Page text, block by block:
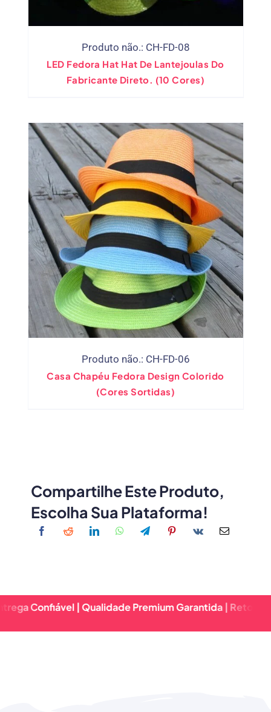
Produto não.: CH-FD-08
LED Fedora Hat Hat De Lantejoulas Do
Fabricante Direto. (10 Cores)
Produto não.: CH-FD-06
Casa Chapéu Fedora Design Colorido
(Cores Sortidas)
Compartilhe Este Produto,
Escolha Sua Plataforma!
| Qualidade Premium Garantida | Retorno Rápido